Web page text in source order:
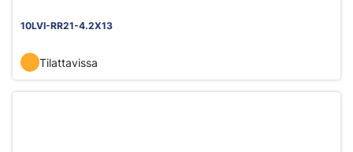
10LVI-RR21-4.2X13
Tilattavissa